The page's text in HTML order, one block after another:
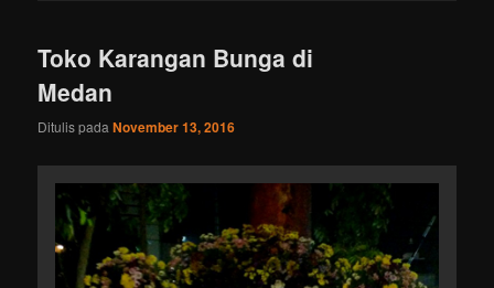
Toko Karangan Bunga di
Medan
Ditulis padaNovember 13, 2016